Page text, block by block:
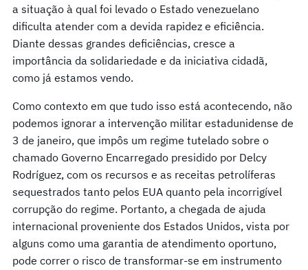
a situação à qual foi levado o Estado venezuelano
dificulta atender com a devida rapidez e eficiência.
Diante dessas grandes deficiências, cresce a
importância da solidariedade e da iniciativa cidadã,
como já estamos vendo.
Como contexto em que tudo isso está acontecendo, não
podemos ignorar a intervenção militar estadunidense de
3 de janeiro, que impôs um regime tutelado sobre o
chamado Governo Encarregado presidido por Delcy
Rodríguez, com os recursos e as receitas petrolíferas
sequestrados tanto pelos EUA quanto pela incorrigível
corrupção do regime. Portanto, a chegada de ajuda
internacional proveniente dos Estados Unidos, vista por
alguns como uma garantia de atendimento oportuno,
pode correr o risco de transformar-se em instrumento